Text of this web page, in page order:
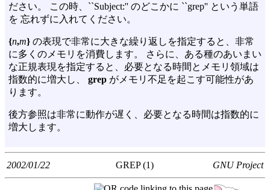
ださい。 この時、``Subject:'' のどこかに ``grep'' という単語
を 忘れずに入れてください。
{n,m} の表現で非常に大きな繰り返しを指定すると、非常
に多くのメモリを消費します。 さらに、ある種のあいまい
な正規表現を指定すると、必要となる時間とメモリ領域は
指数的に増大し、 grep がメモリ不足を起こす可能性があ
ります。
後方参照は非常に動作が遅く、必要となる時間は指数的に
増大します。
2002/01/22 GREP (1) GNU Project